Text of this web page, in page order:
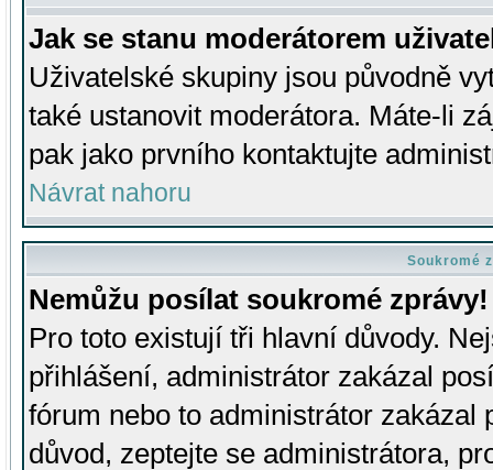
Jak se stanu moderátorem
Uživatelské skupiny jsou původně
také ustanovit moderátora. Máte-li
pak jako prvního kontaktujte
Návrat nahoru
Soukromé
Nemůžu posílat soukromé zprávy!
Pro toto existují tři hlavní důvody.
přihlášení, administrátor zakázal
fórum nebo to administrátor zakázal
důvod, zeptejte se administrátora,